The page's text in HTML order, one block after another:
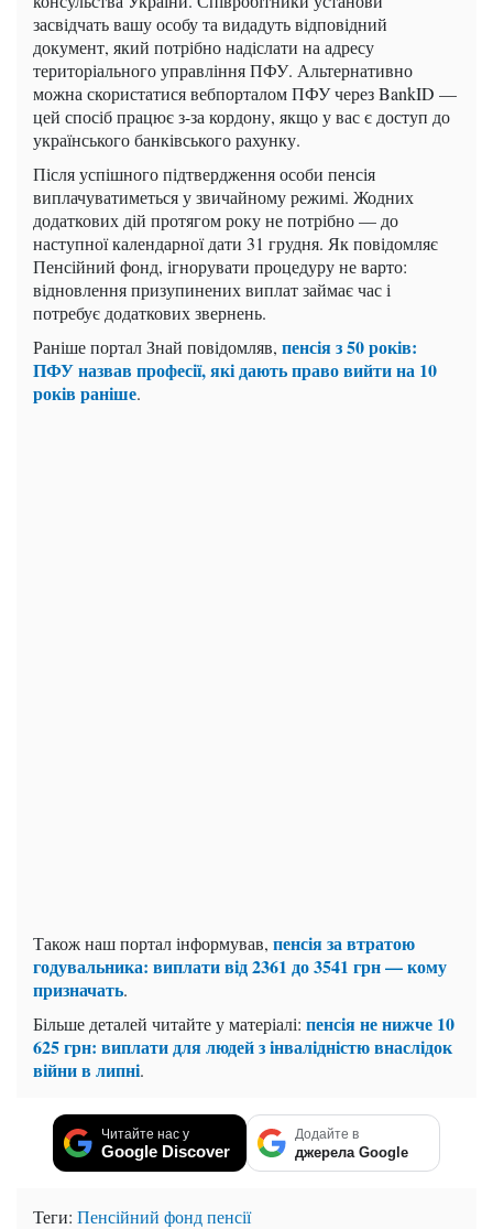
засвідчать вашу особу та видадуть відповідний
документ, який потрібно надіслати на адресу
територіального управління ПФУ. Альтернативно
можна скористатися вебпорталом ПФУ через BankID —
цей спосіб працює з-за кордону, якщо у вас є доступ до
українського банківського рахунку.
Після успішного підтвердження особи пенсія
виплачуватиметься у звичайному режимі. Жодних
додаткових дій протягом року не потрібно — до
наступної календарної дати 31 грудня. Як повідомляє
Пенсійний фонд, ігнорувати процедуру не варто:
відновлення призупинених виплат займає час і
потребує додаткових звернень.
Раніше портал Знай повідомляв, пенсія з 50 років:
ПФУ назвав професії, які дають право вийти на 10
років раніше.
Також наш портал інформував, пенсія за втратою
годувальника: виплати від 2361 до 3541 грн — кому
призначать.
Більше деталей читайте у матеріалі: пенсія не нижче 10
625 грн: виплати для людей з інвалідністю внаслідок
війни в липні.
Читайте нас у
Google Discover
Додайте в
джерела Google
Теги: Пенсійний фондпенсії